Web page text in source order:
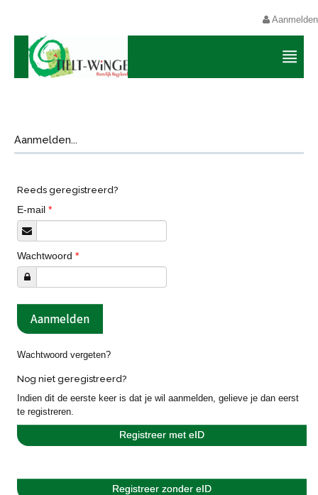
Aanmelden
Aanmelden...
Reeds geregistreerd?
E-mail*
Wachtwoord*
Wachtwoord vergeten?
Nog niet geregistreerd?
Indien dit de eerste keer is dat je wil aanmelden, gelieve je dan eerst
te registreren.
Registreer met eID
Registreer zonder eID